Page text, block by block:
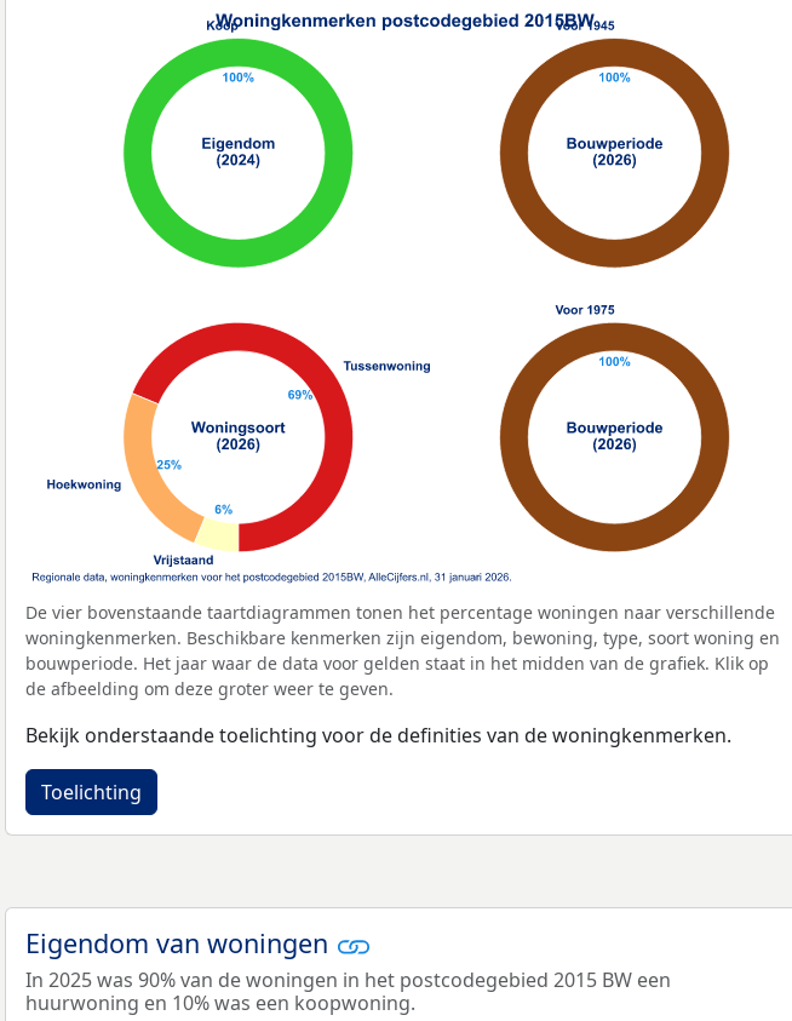
De vier bovenstaande taartdiagrammen tonen het percentage woningen naar verschillende
woningkenmerken. Beschikbare kenmerken zijn eigendom, bewoning, type, soort woning en
bouwperiode. Het jaar waar de data voor gelden staat in het midden van de grafiek. Klik op
de afbeelding om deze groter weer te geven.
Bekijk onderstaande toelichting voor de definities van de woningkenmerken.
Toelichting
Eigendom van woningen
In 2025 was 90% van de woningen in het postcodegebied 2015 BW een
huurwoning en 10% was een koopwoning.